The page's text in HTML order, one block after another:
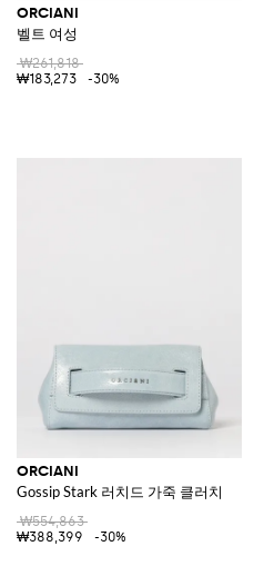
ORCIANI
벨트 여성
₩261,818
₩183,273
-30%
ORCIANI
Gossip Stark 러치드 가죽 클러치
₩554,863
₩388,399
-30%